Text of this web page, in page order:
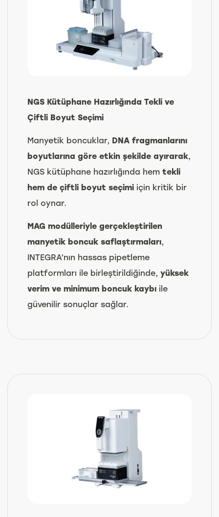
NGS Kütüphane Hazırlığında Tekli ve
Çiftli Boyut Seçimi
Manyetik boncuklar, DNA fragmanlarını
boyutlarına göre etkin şekilde ayırarak,
NGS kütüphane hazırlığında hem tekli
hem de çiftli boyut seçimi için kritik bir
rol oynar.
MAG modülleriyle gerçekleştirilen
manyetik boncuk saflaştırmaları,
INTEGRA’nın hassas pipetleme
platformları ile birleştirildiğinde, yüksek
verim ve minimum boncuk kaybı ile
güvenilir sonuçlar sağlar.